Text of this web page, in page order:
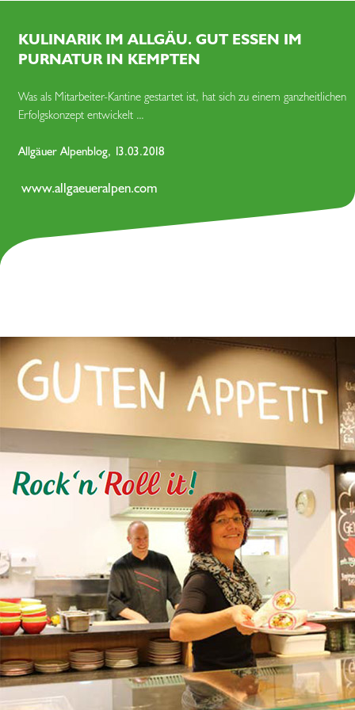
KULINARIK IM ALLGÄU. GUT ESSEN IM
PURNATUR IN KEMPTEN
Was als Mitarbeiter-Kantine gestartet ist, hat sich zu einem ganzheitlichen
Erfolgskonzept entwickelt ...
Allgäuer Alpenblog, 13.03.2018
www.allgaeueralpen.com